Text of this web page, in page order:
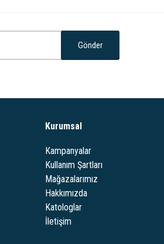
Gönder
Kurumsal
Kampanyalar
Kullanım Şartları
Mağazalarımız
Hakkımızda
Katologlar
İletişim